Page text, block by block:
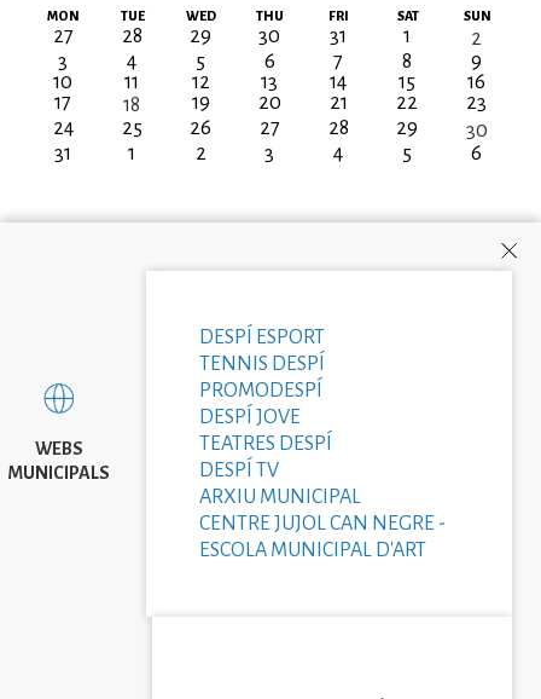
Pagination
MON TUE WED THU FRI SAT SUN
27 28 29 30 31 1
2
3
4 5 6 7 8
9
10
11 12 13 14 15
16
17
18 19 20 21 22
23
24
25 26 27 28 29
30
31
1 2 3 4 5 6
WEBS
MUNICIPALS
DESPÍ ESPORT
TENNIS DESPÍ
PROMODESPÍ
DESPÍ JOVE
TEATRES DESPÍ
DESPÍ TV
ARXIU MUNICIPAL
CENTRE JUJOL CAN NEGRE -
ESCOLA MUNICIPAL D'ART